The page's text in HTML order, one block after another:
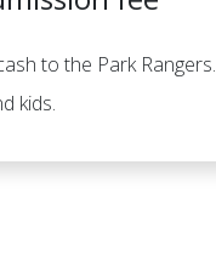
to the Park Rangers.
kids.